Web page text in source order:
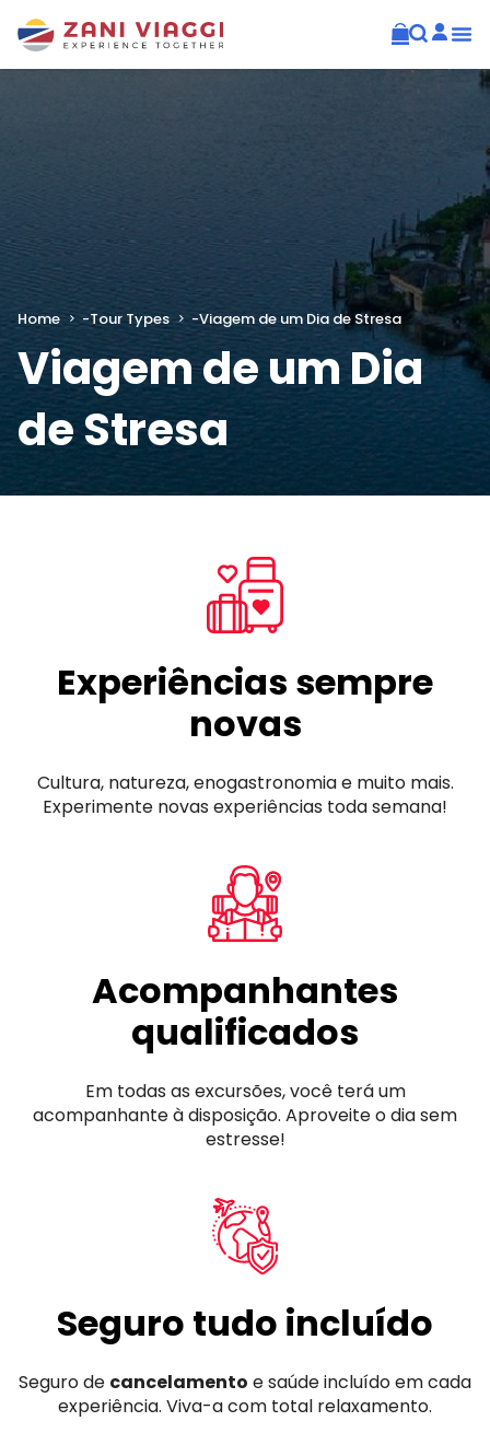
Home -Tour Types -Viagem de um Dia de Stresa
Viagem de um Dia
de Stresa
Experiências sempre
novas
Cultura, natureza, enogastronomia e muito mais.
Experimente novas experiências toda semana!
Acompanhantes
qualificados
Em todas as excursões, você terá um
acompanhante à disposição. Aproveite o dia sem
estresse!
Seguro tudo incluído
Seguro de cancelamento e saúde incluído em cada
experiência. Viva-a com total relaxamento.